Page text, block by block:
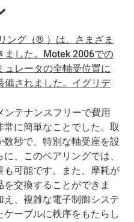
ング（® ）は、さまざま
ました。Motek 2006での
ュレータの全軸受位置に
備されました。イグリデ
テナンスフリーで費用
に簡単なことでした。取
数秒で、特別な軸受座を設
、このベアリングでは、
可能です。また、摩耗が
交換することができま
、複雑な電子制御システ
ーブルに秩序をもたらし